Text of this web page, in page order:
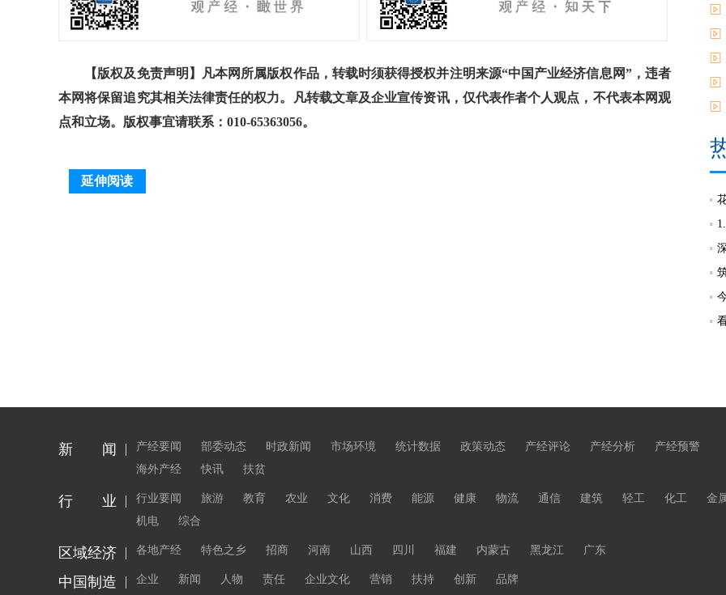
【版权及免责声明】凡本网所属版权作品，转载时须获得授权并注明来源“中国产业经济信息网”，违者
本网将保留追究其相关法律责任的权力。凡转载文章及企业宣传资讯，仅代表作者个人观点，不代表本网观
点和立场。版权事宜请联系：010-65363056。
延伸阅读
新 闻 产经要闻 部委动态 时政新闻 市场环境 统计数据 政策动态 产经评论 产经分析
产经预警
海外产经
快讯 扶贫
行 业 行业要闻 旅游 教育 农业 文化 消费 能源 健康 物流 通信 建筑 轻工 化工
金
机电
综合
区域经济 各地产经 特色之乡 招商 河南 山西 四川 福建 内蒙古 黑龙江 广东
中国制造 企业 新闻 人物 责任 企业文化 营销 扶持 创新 品牌